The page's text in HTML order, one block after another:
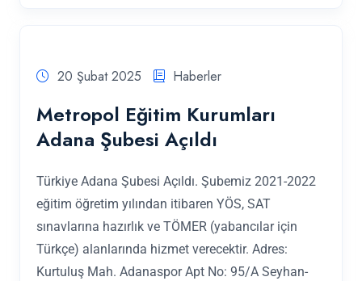
20 Şubat 2025 Haberler
Metropol Eğitim Kurumları
Adana Şubesi Açıldı
Türkiye Adana Şubesi Açıldı. Şubemiz 2021-2022
eğitim öğretim yılından itibaren YÖS, SAT
sınavlarına hazırlık ve TÖMER (yabancılar için
Türkçe) alanlarında hizmet verecektir. Adres:
Kurtuluş Mah. Adanaspor Apt No: 95/A Seyhan-